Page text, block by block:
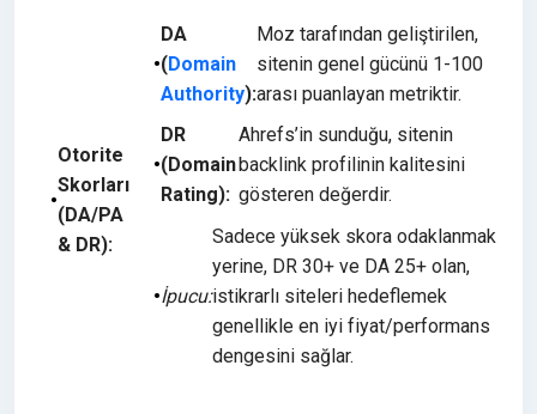
Otorite
Skorları
(DA/PA
& DR):
DA
(Domain
Authority):
Moz tarafından geliştirilen,
sitenin genel gücünü 1-100
arası puanlayan metriktir.
DR
(Domain
Rating):
Ahrefs’in sunduğu, sitenin
backlink profilinin kalitesini
gösteren değerdir.
İpucu:
Sadece yüksek skora odaklanmak
yerine, DR 30+ ve DA 25+ olan,
istikrarlı siteleri hedeflemek
genellikle en iyi fiyat/performans
dengesini sağlar.